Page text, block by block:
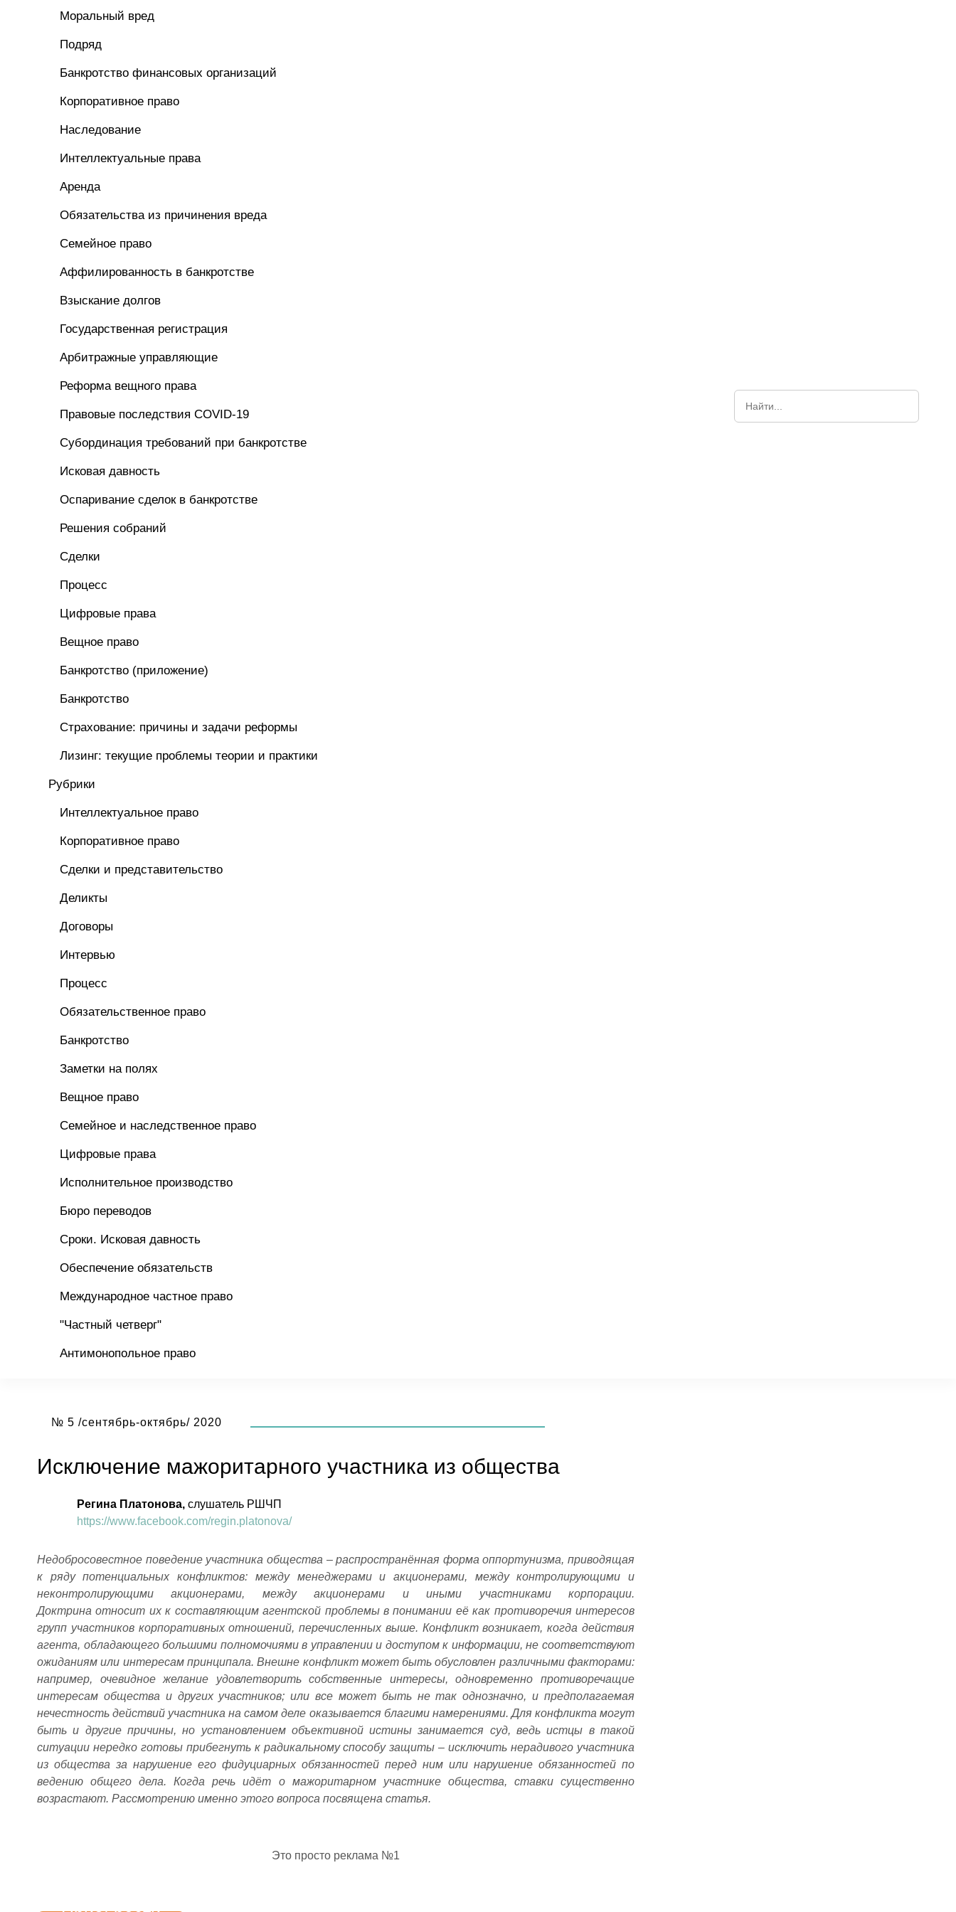
Моральный вред
Подряд
Банкротство финансовых организаций
Корпоративное право
Наследование
Интеллектуальные права
Аренда
Обязательства из причинения вреда
Семейное право
Аффилированность в банкротстве
Взыскание долгов
Государственная регистрация
Арбитражные управляющие
Реформа вещного права
Правовые последствия COVID-19
Субординация требований при банкротстве
Исковая давность
Оспаривание сделок в банкротстве
Решения собраний
Сделки
Процесс
Цифровые права
Вещное право
Банкротство (приложение)
Банкротство
Страхование: причины и задачи реформы
Лизинг: текущие проблемы теории и практики
Рубрики
Интеллектуальное право
Корпоративное право
Сделки и представительство
Деликты
Договоры
Интервью
Процесс
Обязательственное право
Банкротство
Заметки на полях
Вещное право
Семейное и наследственное право
Цифровые права
Исполнительное производство
Бюро переводов
Сроки. Исковая давность
Обеспечение обязательств
Международное частное право
"Частный четверг"
Антимонопольное право
№ 5 /сентябрь-октябрь/ 2020
Исключение мажоритарного участника из общества
Регина Платонова, слушатель РШЧП
https://www.facebook.com/regin.platonova/
Недобросовестное поведение участника общества – распространённая форма оппортунизма, приводящая
к ряду потенциальных конфликтов: между менеджерами и акционерами, между контролирующими и
неконтролирующими акционерами, между акционерами и иными участниками корпорации.
Доктрина относит их к составляющим агентской проблемы в понимании её как противоречия интересов
групп участников корпоративных отношений, перечисленных выше. Конфликт возникает, когда действия
агента, обладающего большими полномочиями в управлении и доступом к информации, не соответствуют
ожиданиям или интересам принципала. Внешне конфликт может быть обусловлен различными факторами:
например, очевидное желание удовлетворить собственные интересы, одновременно противоречащие
интересам общества и других участников; или все может быть не так однозначно, и предполагаемая
нечестность действий участника на самом деле оказывается благими намерениями. Для конфликта могут
быть и другие причины, но установлением объективной истины занимается суд, ведь истцы в такой
ситуации нередко готовы прибегнуть к радикальному способу защиты – исключить нерадивого участника
из общества за нарушение его фидуциарных обязанностей перед ним или нарушение обязанностей по
ведению общего дела. Когда речь идёт о мажоритарном участнике общества, ставки существенно
возрастают. Рассмотрению именно этого вопроса посвящена статья.
Это просто реклама №1